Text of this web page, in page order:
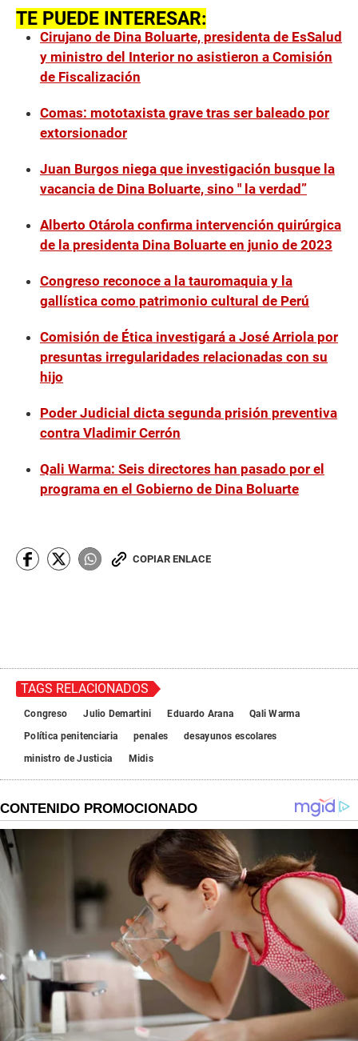
TE PUEDE INTERESAR:
Cirujano de Dina Boluarte, presidenta de EsSalud
y ministro del Interior no asistieron a Comisión
de Fiscalización
Comas: mototaxista grave tras ser baleado por
extorsionador
Juan Burgos niega que investigación busque la
vacancia de Dina Boluarte, sino " la verdad”
Alberto Otárola confirma intervención quirúrgica
de la presidenta Dina Boluarte en junio de 2023
Congreso reconoce a la tauromaquia y la
gallística como patrimonio cultural de Perú
Comisión de Ética investigará a José Arriola por
presuntas irregularidades relacionadas con su
hijo
Poder Judicial dicta segunda prisión preventiva
contra Vladimir Cerrón
Qali Warma: Seis directores han pasado por el
programa en el Gobierno de Dina Boluarte
COPIAR ENLACE
TAGS RELACIONADOS
Congreso Julio Demartini Eduardo Arana
Qali Warma
Política penitenciaria
penales
desayunos escolares
ministro de Justicia
Midis